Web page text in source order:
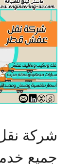
شركة
جميع